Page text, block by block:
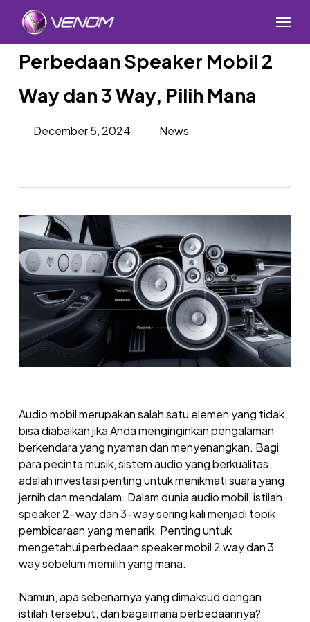
content
Menu
Perbedaan Speaker Mobil 2
Way dan 3 Way, Pilih Mana
December 5, 2024 News
Audio mobil merupakan salah satu elemen yang tidak
bisa diabaikan jika Anda menginginkan pengalaman
berkendara yang nyaman dan menyenangkan. Bagi
para pecinta musik, sistem audio yang berkualitas
adalah investasi penting untuk menikmati suara yang
jernih dan mendalam. Dalam dunia audio mobil, istilah
speaker 2-way dan 3-way sering kali menjadi topik
pembicaraan yang menarik. Penting untuk
mengetahui perbedaan speaker mobil 2 way dan 3
way sebelum memilih yang mana.
Namun, apa sebenarnya yang dimaksud dengan
istilah tersebut, dan bagaimana perbedaannya?